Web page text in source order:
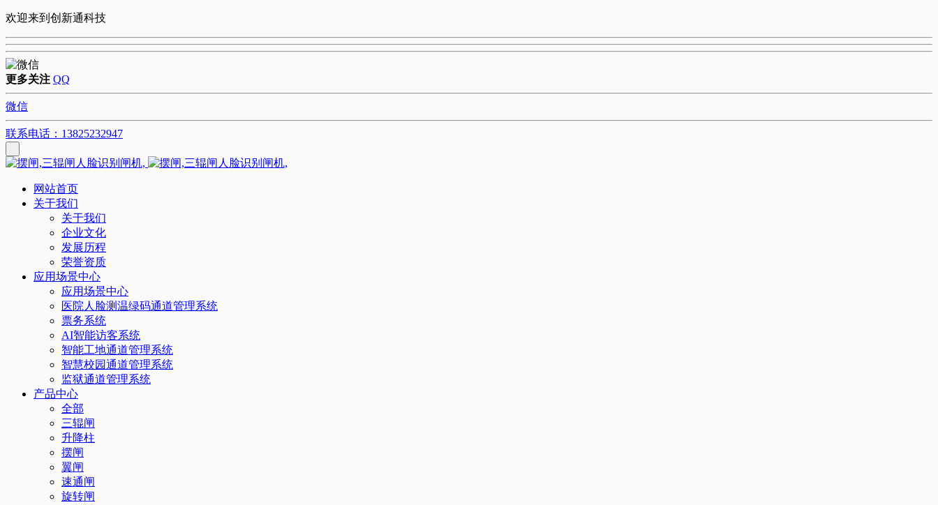
欢迎来到创新通科技
更多关注 QQ
微信
联系电话：13825232947
网站首页
关于我们
关于我们
企业文化
发展历程
荣誉资质
应用场景中心
应用场景中心
医院人脸测温绿码通道管理系统
票务系统
AI智能访客系统
智能工地通道管理系统
智慧校园通道管理系统
监狱通道管理系统
产品中心
全部
三辊闸
升降柱
摆闸
翼闸
速通闸
旋转闸